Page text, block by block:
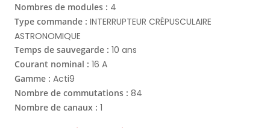
Nombres de modules : 4
Type commande : INTERRUPTEUR CRÉPUSCULAIRE
ASTRONOMIQUE
Temps de sauvegarde : 10 ans
Courant nominal : 16 A
Gamme : Acti9
Nombre de commutations : 84
Nombre de canaux : 1